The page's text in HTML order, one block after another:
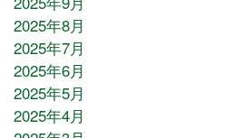
2025年8月
2025年7月
2025年6月
2025年5月
2025年4月